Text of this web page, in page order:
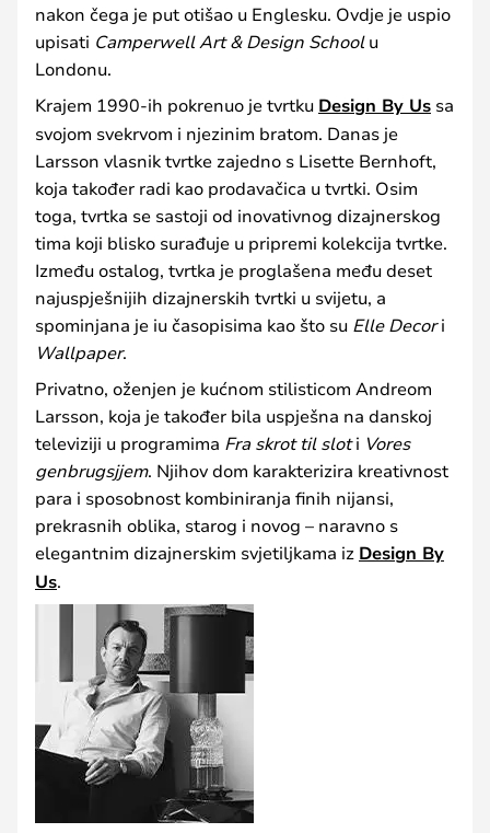
nakon čega je put otišao u Englesku. Ovdje je uspio
upisati Camperwell Art & Design Schoolu
Londonu.
Krajem 1990-ih pokrenuo je tvrtku Design By Us sa
svojom svekrvom i njezinim bratom. Danas je
Larsson vlasnik tvrtke zajedno s Lisette Bernhoft,
koja također radi kao prodavačica u tvrtki. Osim
toga, tvrtka se sastoji od inovativnog dizajnerskog
tima koji blisko surađuje u pripremi kolekcija tvrtke.
Između ostalog, tvrtka je proglašena među deset
najuspješnijih dizajnerskih tvrtki u svijetu, a
spominjana je iu časopisima kao što su Elle Decori
Wallpaper.
Privatno, oženjen je kućnom stilisticom Andreom
Larsson, koja je također bila uspješna na danskoj
televiziji u programima Fra skrot til sloti Vores
genbrugsjjem. Njihov dom karakterizira kreativnost
para i sposobnost kombiniranja finih nijansi,
prekrasnih oblika, starog i novog – naravno s
elegantnim dizajnerskim svjetiljkama iz Design By
Us.